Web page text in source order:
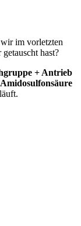
im vorletzten
hast?
+ Antrieb